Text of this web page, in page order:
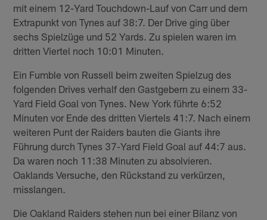
mit einem 12-Yard Touchdown-Lauf von Carr und dem
Extrapunkt von Tynes auf 38:7. Der Drive ging über
sechs Spielzüge und 52 Yards. Zu spielen waren im
dritten Viertel noch 10:01 Minuten.
Ein Fumble von Russell beim zweiten Spielzug des
folgenden Drives verhalf den Gastgebern zu einem 33-
Yard Field Goal von Tynes. New York führte 6:52
Minuten vor Ende des dritten Viertels 41:7. Nach einem
weiteren Punt der Raiders bauten die Giants ihre
Führung durch Tynes 37-Yard Field Goal auf 44:7 aus.
Da waren noch 11:38 Minuten zu absolvieren.
Oaklands Versuche, den Rückstand zu verkürzen,
misslangen.
Die Oakland Raiders stehen nun bei einer Bilanz von